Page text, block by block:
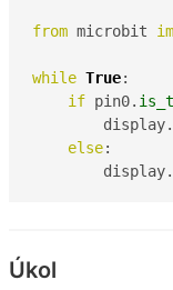
from microbit
while True:
if pin0.
        display.
else:
        display.
Úkol